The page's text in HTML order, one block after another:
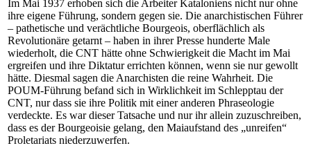
Im Mai 1937 erhoben sich die Arbeiter Kataloniens nicht nur ohne
ihre eigene Führung, sondern gegen sie. Die anarchistischen Führer
– pathetische und verächtliche Bourgeois, oberflächlich als
Revolutionäre getarnt – haben in ihrer Presse hunderte Male
wiederholt, die CNT hätte ohne Schwierigkeit die Macht im Mai
ergreifen und ihre Diktatur errichten können, wenn sie nur gewollt
hätte. Diesmal sagen die Anarchisten die reine Wahrheit. Die
POUM-Führung befand sich in Wirklichkeit im Schlepptau der
CNT, nur dass sie ihre Politik mit einer anderen Phraseologie
verdeckte. Es war dieser Tatsache und nur ihr allein zuzuschreiben,
dass es der Bourgeoisie gelang, den Maiaufstand des „unreifen“
Proletariats niederzuwerfen.